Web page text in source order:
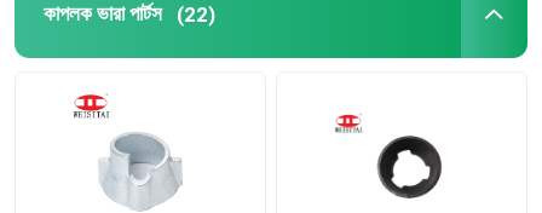
কাপলক ভারা পার্টস (22)